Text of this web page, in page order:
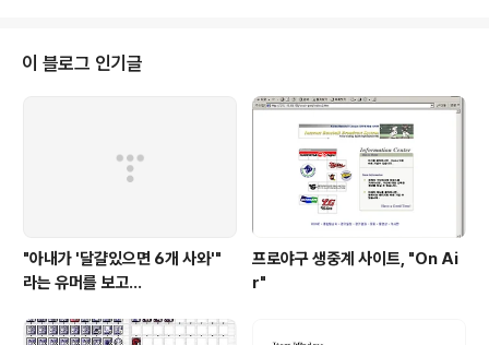
범, 멀티메일, 키사운드, 방송메세지 등이 그것이다. 게다가
내부사정으로 인해 선임연구원을 제외한 입사1~2년차 연
구원 3명이서 대부분 진행하게 되어서 출시일이 적지않게
늦어지는 헤프닝도 있었다. 내가 뭐 알기나 하나... 입사해
젝트에 투입되어 일..
이 블로그 인기글
"아내가 '달걀있으면 6개 사와'"
라는 유머를 보고...
프로야구 생중계 사이트, "On Ai
r"